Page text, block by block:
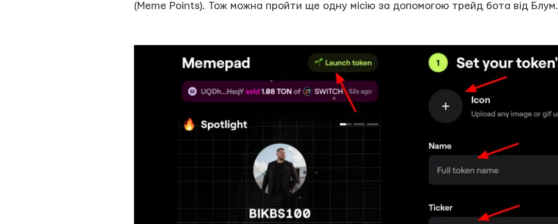
(Meme Points). Тож можна пройти ще одну місію за допомогою трейд бота від Блум.